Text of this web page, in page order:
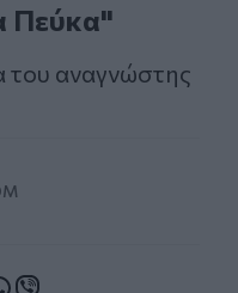
Πεύκα"
του αναγνώστης